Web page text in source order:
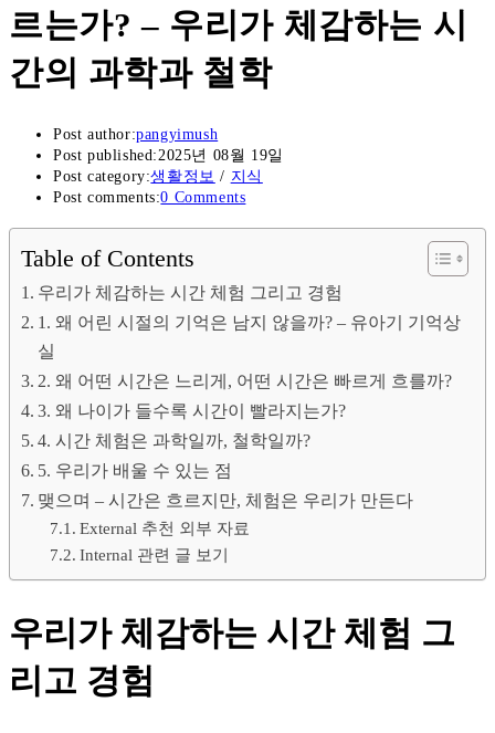
르는가? – 우리가 체감하는 시
간의 과학과 철학
Post author:pangyimush
Post published:2025년 08월 19일
Post category:생활정보 / 지식
Post comments:0 Comments
Table of Contents
우리가 체감하는 시간 체험 그리고 경험
1. 왜 어린 시절의 기억은 남지 않을까? – 유아기 기억상
실
2. 왜 어떤 시간은 느리게, 어떤 시간은 빠르게 흐를까?
3. 왜 나이가 들수록 시간이 빨라지는가?
4. 시간 체험은 과학일까, 철학일까?
5. 우리가 배울 수 있는 점
맺으며 – 시간은 흐르지만, 체험은 우리가 만든다
External 추천 외부 자료
Internal 관련 글 보기
우리가 체감하는 시간 체험 그
리고 경험